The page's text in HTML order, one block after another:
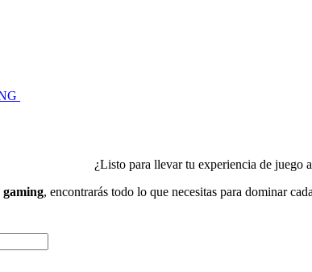
¿Listo para llevar tu experiencia de juego
gaming, encontrarás todo lo que necesitas para dominar